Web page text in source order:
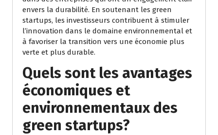
envers la durabilité. En soutenant les green
startups, les investisseurs contribuent à stimuler
l’innovation dans le domaine environnemental et
à favoriser la transition vers une économie plus
verte et plus durable.
Quels sont les avantages
économiques et
environnementaux des
green startups?